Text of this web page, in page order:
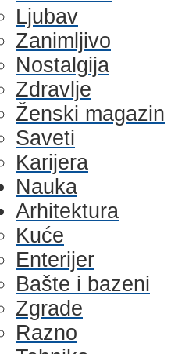
Ljubav
Zanimljivo
Nostalgija
Zdravlje
Ženski magazin
Saveti
Karijera
Nauka
Arhitektura
Kuće
Enterijer
Bašte i bazeni
Zgrade
Razno